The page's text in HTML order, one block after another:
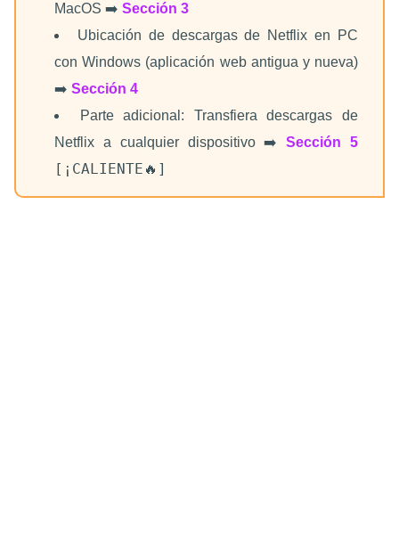
MacOS ➡️ Sección 3
Ubicación de descargas de Netflix en PC
con Windows (aplicación web antigua y nueva)
➡️ Sección 4
Parte adicional: Transfiera descargas de
Netflix a cualquier dispositivo ➡️Sección 5
[¡CALIENTE🔥]